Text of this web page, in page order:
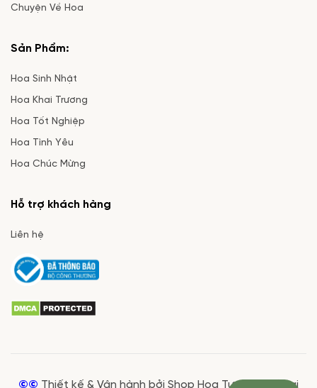
Chuyện Về Hoa
Sản Phẩm:
Hoa Sinh Nhật
Hoa Khai Trương
Hoa Tốt Nghiệp
Hoa Tình Yêu
Hoa Chúc Mừng
Hỗ trợ khách hàng
Liên hệ
©© Thiết kế & Vận hành bởi Shop Hoa Tươi Giá Rẻ tại